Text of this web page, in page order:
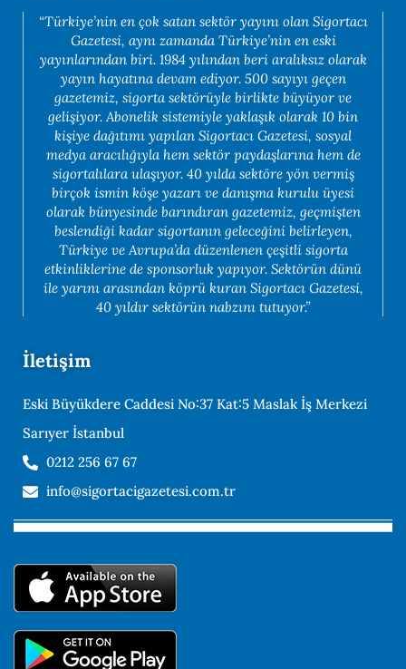
“Türkiye’nin en çok satan sektör yayını olan Sigortacı
Gazetesi, aynı zamanda Türkiye’nin en eski
yayınlarından biri. 1984 yılından beri aralıksız olarak
yayın hayatına devam ediyor. 500 sayıyı geçen
gazetemiz, sigorta sektörüyle birlikte büyüyor ve
gelişiyor. Abonelik sistemiyle yaklaşık olarak 10 bin
kişiye dağıtımı yapılan Sigortacı Gazetesi, sosyal
medya aracılığıyla hem sektör paydaşlarına hem de
sigortalılara ulaşıyor. 40 yılda sektöre yön vermiş
birçok ismin köşe yazarı ve danışma kurulu üyesi
olarak bünyesinde barındıran gazetemiz, geçmişten
beslendiği kadar sigortanın geleceğini belirleyen,
Türkiye ve Avrupa’da düzenlenen çeşitli sigorta
etkinliklerine de sponsorluk yapıyor. Sektörün dünü
ile yarını arasından köprü kuran Sigortacı Gazetesi,
40 yıldır sektörün nabzını tutuyor.”
İletişim
Eski Büyükdere Caddesi No:37 Kat:5 Maslak İş Merkezi
Sarıyer İstanbul
0212 256 67 67
info@sigortacigazetesi.com.tr